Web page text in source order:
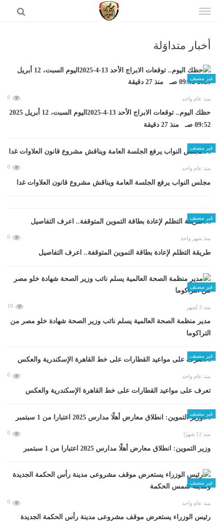
الى
أخبار متداوَلة
غير مصنف
منذ عام واحد 0
حظك اليوم.. توقعات الابراج الأحد 13-4-2025اليوم السبت، 12 أبريل 2025
09:52 صـ منذ 27 دقيقة
غير مصنف
منذ عام واحد 0
مجلس النواب يرفع الجلسة العامة ويناقش مشروع قانون العلاوات غدا
غير مصنف
منذ شهر واحد 0
طريقة التظلم لإعادة بطاقة التموين المتوقفة.. اعرف التفاصيل
غير مصنف
منذ 3 أشهر 10
مدير منظمة الصحة العالمية يسلم نائب وزير الصحة شهادة خلو مصر من
التراكوما
غير مصنف
منذ عام واحد 0
تعرف على مواعيد القطارات على خط القاهرة الإسكندرية والعكس
غير مصنف
منذ 12 شهرًا 0
وزير التموين: انطلاق معارض أهلًا مدارس 2025 اعتبارا من 1 سبتمبر
غير مصنف
منذ عام واحد 0
رئيس الوزراء يستعرض موقف مشروعى مدينة رأس الحكمة الجديدة